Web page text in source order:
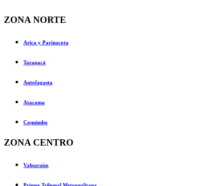
ZONA NORTE
Arica y Parinacota
Tarapacá
Antofagasta
Atacama
Coquimbo
ZONA CENTRO
Valparaíso